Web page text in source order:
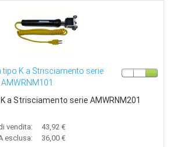
K a Strisciamento serie
AMWRNM101
a Strisciamento serie AMWRNM201
vendita:
43,92 €
esclusa:
36,00 €